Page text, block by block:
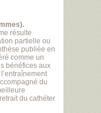
résulte
partielle ou
publiée en
comme un
bénéfices aux
du
du cathéter